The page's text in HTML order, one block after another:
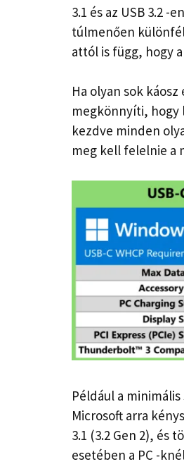
3.1 és az USB 3.2 -
túlmenően
attól is függ, hogy
Ha olyan sok
megkönnyíti, hogy
kezdve minden
meg kell felelnie a
Például a minimális
Microsoft arra
3.1 (3.2 Gen 2), és
esetében a PC -